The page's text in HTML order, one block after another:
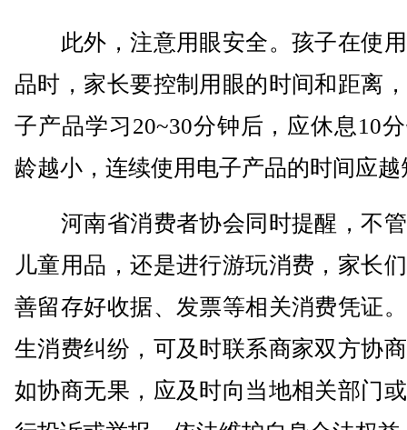
此外，注意用眼安全。孩子在使
品时，家长要控制用眼的时间和距离
子产品学习20~30分钟后，应休息10
龄越小，连续使用电子产品的时间应越
河南省消费者协会同时提醒，不
儿童用品，还是进行游玩消费，家长
善留存好收据、发票等相关消费凭证
生消费纠纷，可及时联系商家双方协
如协商无果，应及时向当地相关部门